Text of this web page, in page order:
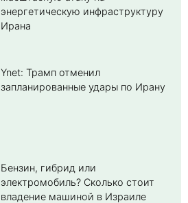
энергетическую инфраструктуру
Ирана
Ynet: Трамп отменил
запланированные удары по Ирану
Бензин, гибрид или
электромобиль? Cколько стоит
владение машиной в Израиле